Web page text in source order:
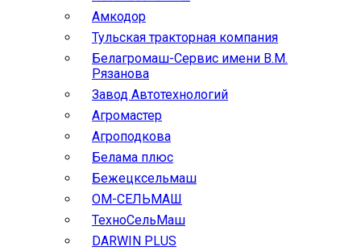
Амкодор
Тульская тракторная компания
Белагромаш-Сервис имени В.М.
Рязанова
Завод Автотехнологий
Агромастер
Агроподкова
Белама плюс
Бежецксельмаш
ОМ-СЕЛЬМАШ
ТехноСельМаш
DARWIN PLUS